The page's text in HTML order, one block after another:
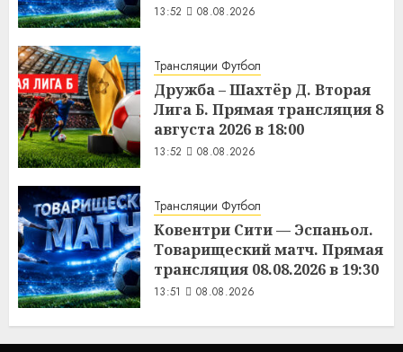
13:52 08.08.2026
Трансляции Футбол
Дружба – Шахтёр Д. Вторая
Лига Б. Прямая трансляция 8
августа 2026 в 18:00
13:52 08.08.2026
Трансляции Футбол
Ковентри Сити — Эспаньол.
Товарищеский матч. Прямая
трансляция 08.08.2026 в 19:30
13:51 08.08.2026